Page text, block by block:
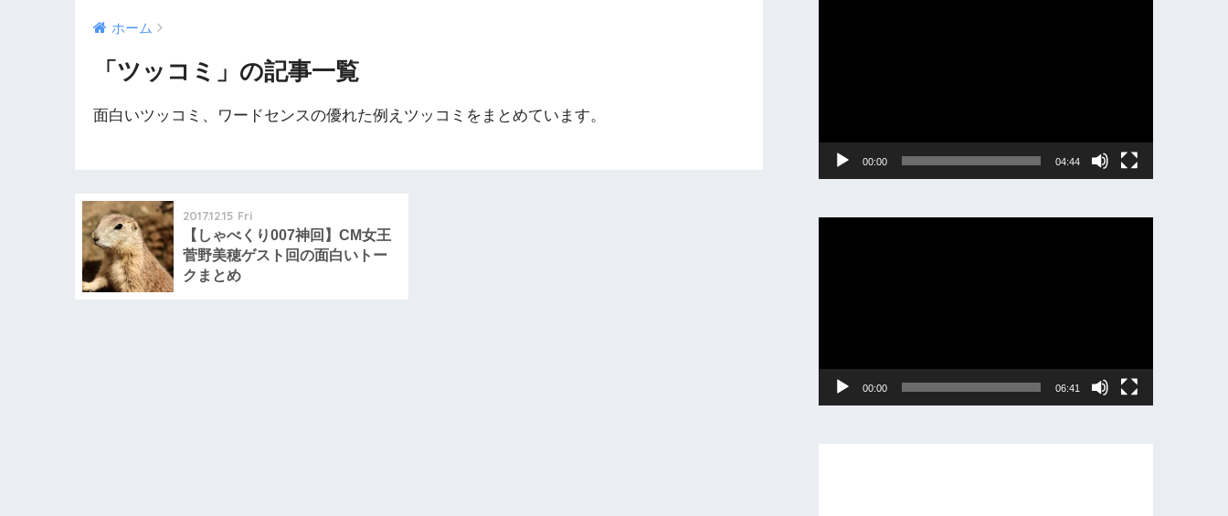
ホーム
「ツッコミ」の記事一覧
面白いツッコミ、ワードセンスの優れた例えツッコミをまとめています。
2017.12.15 Fri
【しゃべくり007神回】CM女王
菅野美穂ゲスト回の面白いトー
クまとめ
00:00 04:44
00:00 06:41